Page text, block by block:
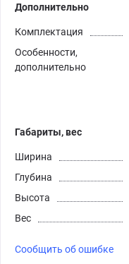
Дополнительно
Комплектация
Особенности,
дополнительно
Габариты, вес
Ширина
Глубина
Высота
Вес
Сообщить об ошибке